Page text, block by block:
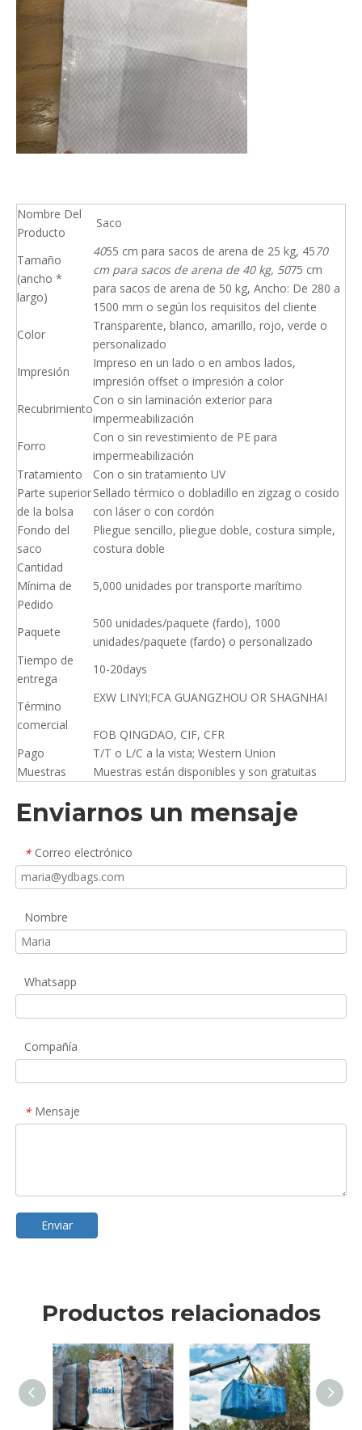
Nombre Del
Producto
Saco
Tamaño
(ancho *
largo)
4055 cm para sacos de arena de 25 kg, 4570
cm para sacos de arena de 40 kg, 5075 cm
para sacos de arena de 50 kg, Ancho: De 280 a
1500 mm o según los requisitos del cliente
Color
Transparente, blanco, amarillo, rojo, verde o
personalizado
Impresión
Impreso en un lado o en ambos lados,
impresión offset o impresión a color
Recubrimiento
Con o sin laminación exterior para
impermeabilización
Forro
Con o sin revestimiento de PE para
impermeabilización
Tratamiento
Con o sin tratamiento UV
Parte superior
de la bolsa
Sellado térmico o dobladillo en zigzag o cosido
con láser o con cordón
Fondo del
saco
Pliegue sencillo, pliegue doble, costura simple,
costura doble
Cantidad
Mínima de
Pedido
5,000 unidades por transporte marítimo
Paquete
500 unidades/paquete (fardo), 1000
unidades/paquete (fardo) o personalizado
Tiempo de
entrega
10-20days
Término
comercial
EXW LINYI;FCA GUANGZHOU OR SHAGNHAI
FOB QINGDAO, CIF, CFR
Pago
T/T o L/C a la vista; Western Union
Muestras
Muestras están disponibles y son gratuitas
Enviarnos un mensaje
* Correo electrónico
Nombre
Whatsapp
Compañía
* Mensaje
Enviar
Productos relacionados